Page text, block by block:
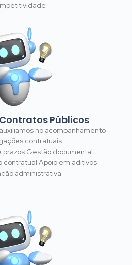
Públicos
no acompanhamento
contratuais.
prazos Gestão documental
Apoio em aditivos
administrativa